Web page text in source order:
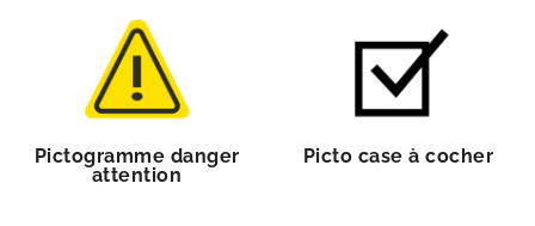
Pictogramme danger
attention
Picto case à cocher